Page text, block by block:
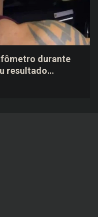
durante
resultado
dos agentes de